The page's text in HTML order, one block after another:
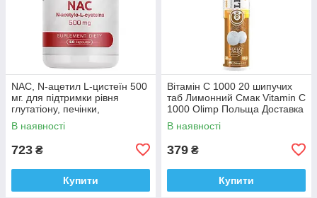
NAC, N-ацетил L-цистеїн 500
мг. для підтримки рівня
глутатіону, печінки,
MedFuture 60 капсул
Доставка з ЄС
В наявності
723 ₴
Купити
Вітамін C 1000 20 шипучих
таб Лимонний Смак Vitamin C
1000 Olimp Польща Доставка
з ЄС
В наявності
379 ₴
Купити